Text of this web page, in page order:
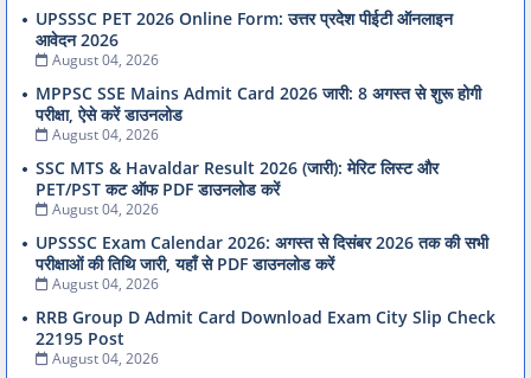
UPSSSC PET 2026 Online Form: उत्तर प्रदेश पीईटी ऑनलाइन
आवेदन 2026
August 04, 2026
MPPSC SSE Mains Admit Card 2026 जारी: 8 अगस्त से शुरू होगी
परीक्षा, ऐसे करें डाउनलोड
August 04, 2026
SSC MTS & Havaldar Result 2026 (जारी): मेरिट लिस्ट और
PET/PST कट ऑफ PDF डाउनलोड करें
August 04, 2026
UPSSSC Exam Calendar 2026: अगस्त से दिसंबर 2026 तक की सभी
परीक्षाओं की तिथि जारी, यहाँ से PDF डाउनलोड करें
August 04, 2026
RRB Group D Admit Card Download Exam City Slip Check
22195 Post
August 04, 2026